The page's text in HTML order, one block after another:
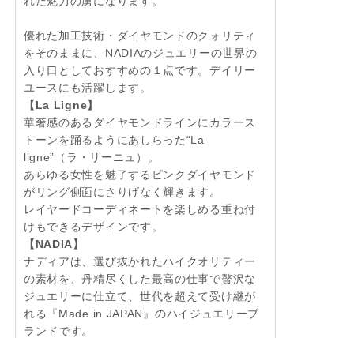
優れた加工技術・ダイヤモンドのクォリティ
をそのままに、NADIAのジュエリーの世界の
入り口としておすすめの１点です。デイリー
ユースにも活躍します。
【La Ligne】
華奢感のあるダイヤモンドラインにカラース
トーンを踊るようにあしらった“La
ligne”（ラ・リーニュ）。
あらゆる女性を魅了するピンクダイヤモンド
がリング側面にさりげなく輝きます。
レイヤードコーディネートを楽しめる重ね付
けもできるデザインです。
【NADIA】
ナディアは、選び抜かれたハイクオリティー
の素材を、丹精尽くした最高の仕事で贅沢な
ジュエリーに仕立て、世代を超えて受け継が
れる『Made in JAPAN』のハイジュエリーブ
ランドです。